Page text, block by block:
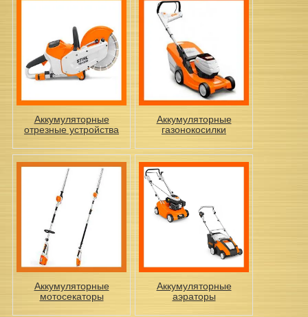
Аккумуляторные
отрезные устройства
Аккумуляторные
газонокосилки
Аккумуляторные
мотосекаторы
Аккумуляторные
аэраторы